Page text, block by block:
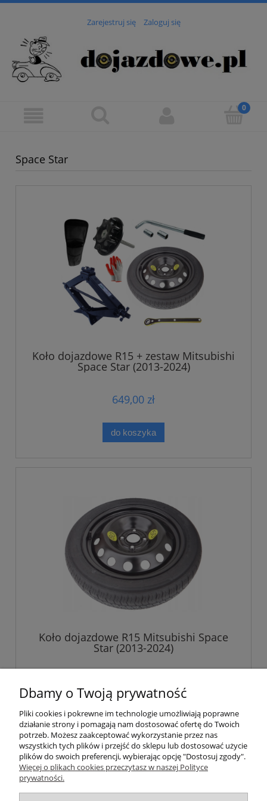
Zarejestruj się Zaloguj się
Space Star
Koło dojazdowe R15 + zestaw Mitsubishi
Space Star (2013-2024)
649,00 zł
do koszyka
Koło dojazdowe R15 Mitsubishi Space
Star (2013-2024)
do koszyka
Pomoc
Informacje
Dbamy o Twoją prywatność
Pliki cookies i pokrewne im technologie umożliwiają poprawne
działanie strony i pomagają nam dostosować ofertę do Twoich
potrzeb. Możesz zaakceptować wykorzystanie przez nas
wszystkich tych plików i przejść do sklepu lub dostosować użycie
plików do swoich preferencji, wybierając opcję "Dostosuj zgody".
Więcej o plikach cookies przeczytasz w naszej Polityce
prywatności.